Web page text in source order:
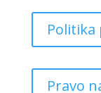
Pravo